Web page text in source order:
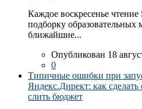
Каждое воскресенье
подборку образовательных
ближайшие...
Опубликован 18
0
Типичные ошибки при
Яндекс.Директ: как
слить бюджет